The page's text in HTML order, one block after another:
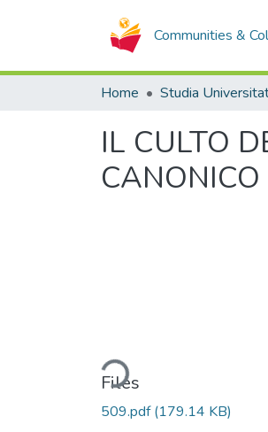
Communities &
Home
IL CULTO
Loading...
Files
509.pdf(179.14 KB)